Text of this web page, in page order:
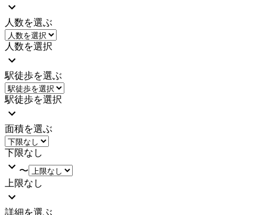
人数を選ぶ
人数を選択
駅徒歩を選ぶ
駅徒歩を選択
面積を選ぶ
下限なし
〜
上限なし
詳細を選ぶ